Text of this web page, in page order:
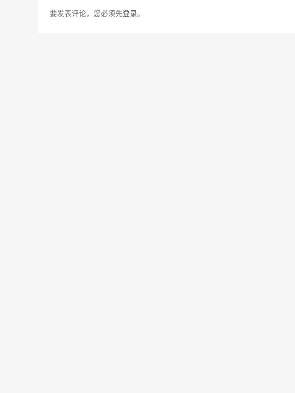
要发表评论，您必须先登录。